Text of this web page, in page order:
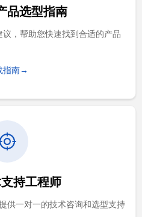
指南→
品选型指南
，帮助您快速找到合适的产品
持工程师
供一对一的技术咨询和选型支持